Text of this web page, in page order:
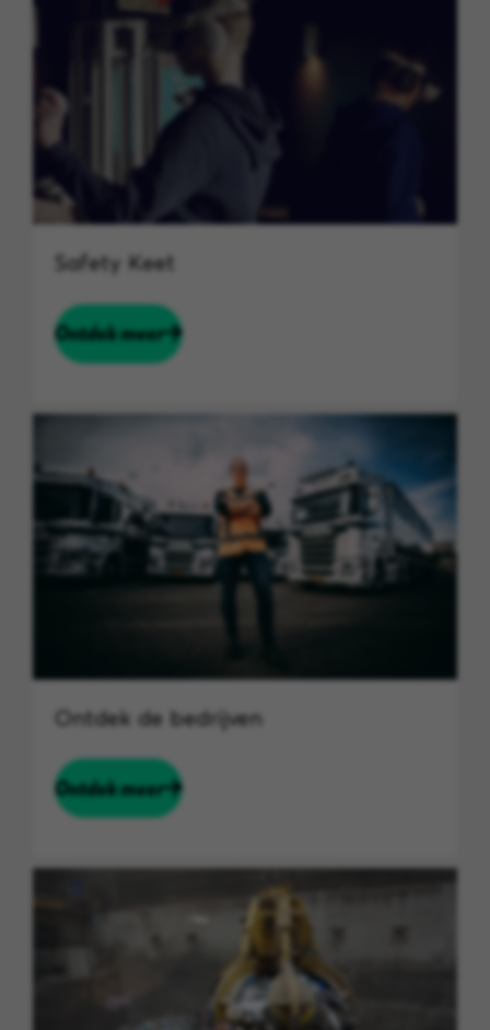
Safety Keet
Ontdek meer
Ontdek de bedrijven
Ontdek meer